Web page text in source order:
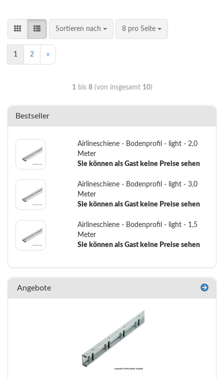
Sortieren nach 8 pro Seite
1 2 »
1bis 8(von insgesamt 10)
Bestseller
Airlineschiene - Bodenprofil - light - 2,0
Meter
Sie können als Gast keine Preise sehen
Airlineschiene - Bodenprofil - light - 3,0
Meter
Sie können als Gast keine Preise sehen
Airlineschiene - Bodenprofil - light - 1,5
Meter
Sie können als Gast keine Preise sehen
Angebote